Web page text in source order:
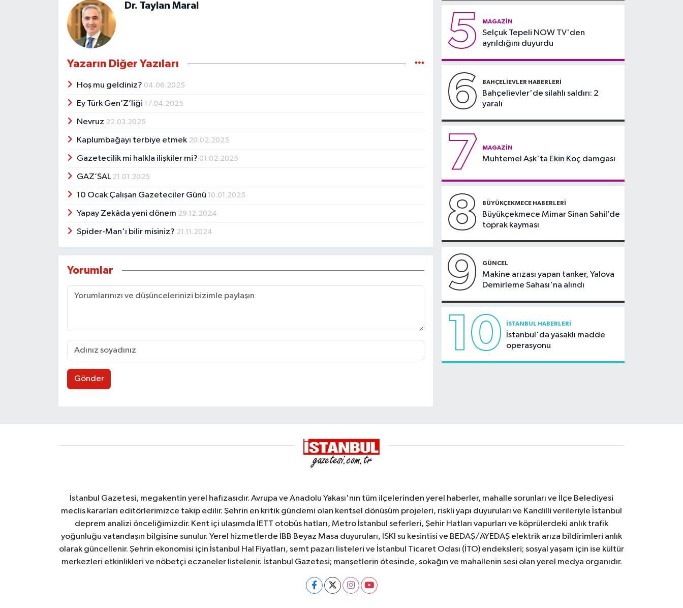
Dr. Taylan Maral
Yazarın Diğer Yazıları
Hoş mu geldiniz? 04.06.2025
Ey Türk Gen’Z’liği 17.04.2025
Nevruz 22.03.2025
Kaplumbağayı terbiye etmek 20.02.2025
Gazetecilik mi halkla ilişkiler mi? 01.02.2025
GAZ’SAL 21.01.2025
10 Ocak Çalışan Gazeteciler Günü 10.01.2025
Yapay Zekâda yeni dönem 29.12.2024
Spider-Man'ı bilir misiniz? 21.11.2024
Yorumlar
Gönder
5 MAGAZIN
Selçuk Tepeli NOW TV'den
ayrıldığını duyurdu
6 BAHÇELIEVLER HABERLERI
Bahçelievler'de silahlı saldırı: 2
yaralı
7 MAGAZIN
Muhtemel Aşk'ta Ekin Koç damgası
8 BÜYÜKÇEKMECE HABERLERI
Büyükçekmece Mimar Sinan Sahil’de
toprak kayması
9 GÜNCEL
Makine arızası yapan tanker, Yalova
Demirleme Sahası'na alındı
10 İSTANBUL HABERLERI
İstanbul'da yasaklı madde
operasyonu
İstanbul Gazetesi, megakentin yerel hafızasıdır. Avrupa ve Anadolu Yakası'nın tüm ilçelerinden yerel haberler, mahalle sorunları ve İlçe Belediyesi
meclis kararları editörlerimizce takip edilir. Şehrin en kritik gündemi olan kentsel dönüşüm projeleri, riskli yapı duyuruları ve Kandilli verileriyle İstanbul
deprem analizi önceliğimizdir. Kent içi ulaşımda İETT otobüs hatları, Metro İstanbul seferleri, Şehir Hatları vapurları ve köprülerdeki anlık trafik
yoğunluğu vatandaşın bilgisine sunulur. Yerel hizmetlerde İBB Beyaz Masa duyuruları, İSKİ su kesintisi ve BEDAŞ/AYEDAŞ elektrik arıza bildirimleri anlık
olarak güncellenir. Şehrin ekonomisi için İstanbul Hal Fiyatları, semt pazarı listeleri ve İstanbul Ticaret Odası (İTO) endeksleri; sosyal yaşam için ise kültür
merkezleri etkinlikleri ve nöbetçi eczaneler listelenir. İstanbul Gazetesi; manşetlerin ötesinde, sokağın ve mahallenin sesi olan yerel medya organıdır.